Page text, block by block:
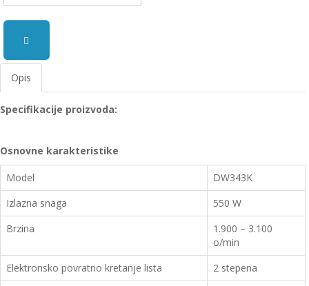
Prenosni
računari
Pribor
za
zavarivanje
Alati
Opis
Specifikacije proizvoda:
Osnovne karakteristike
Model
DW343K
Izlazna snaga
550 W
Brzina
1.900 – 3.100
o/min
Elektronsko povratno kretanje lista
2 stepena